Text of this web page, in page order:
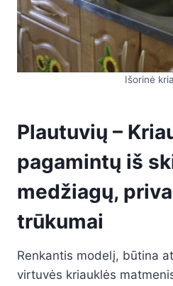
Išorinė
Plautuvių –
pagamintų iš
medžiagų,
trūkumai
Renkantis modelį, būtina
virtuvės kriauklės